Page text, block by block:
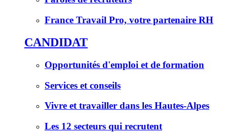
France Travail Pro, votre partenaire RH
CANDIDAT
Opportunités d'emploi et de formation
Services et conseils
Vivre et travailler dans les Hautes-Alpes
Les 12 secteurs qui recrutent